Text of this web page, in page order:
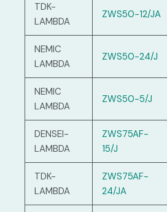
TDK-
LAMBDA
ZWS50-12/JA
NEMIC
LAMBDA
ZWS50-24/J
NEMIC
LAMBDA
ZWS50-5/J
DENSEI-
LAMBDA
ZWS75AF-
15/J
TDK-
LAMBDA
ZWS75AF-
24/JA